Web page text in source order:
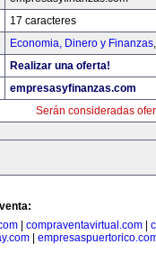
17 caracteres
Economia, Dinero y Finanzas
Realizar una oferta!
empresasyfinanzas.com
Serán consideradas
| compraventavirtual.com|
|